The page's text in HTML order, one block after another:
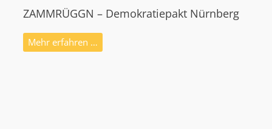
ZAMMRÜGGN – Demokratiepakt Nürnberg
Mehr erfahren …